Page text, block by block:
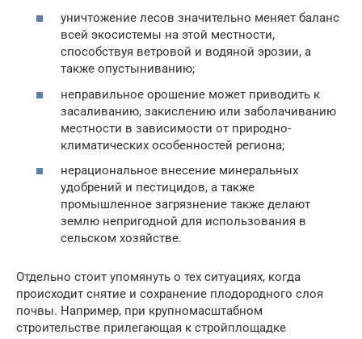
уничтожение лесов значительно меняет баланс
всей экосистемы на этой местности,
способствуя ветровой и водяной эрозии, а
также опустыниванию;
неправильное орошение может приводить к
засаливанию, закислению или заболачиванию
местности в зависимости от природно-
климатических особенностей региона;
нерациональное внесение минеральных
удобрений и пестицидов, а также
промышленное загрязнение также делают
землю непригодной для использования в
сельском хозяйстве.
Отдельно стоит упомянуть о тех ситуациях, когда
происходит снятие и сохранение плодородного слоя
почвы. Например, при крупномасштабном
строительстве прилегающая к стройплощадке